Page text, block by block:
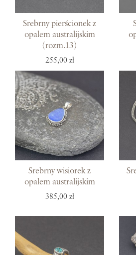
Srebrny pierścionek z
opalem australijskim
(rozm.13)
255,00 zł
Srebrny wisiorek z
opalem australijskim
385,00 zł